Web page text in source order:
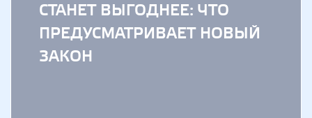
СТАНЕТ ВЫГОДНЕЕ: ЧТО
ПРЕДУСМАТРИВАЕТ НОВЫЙ
ЗАКОН